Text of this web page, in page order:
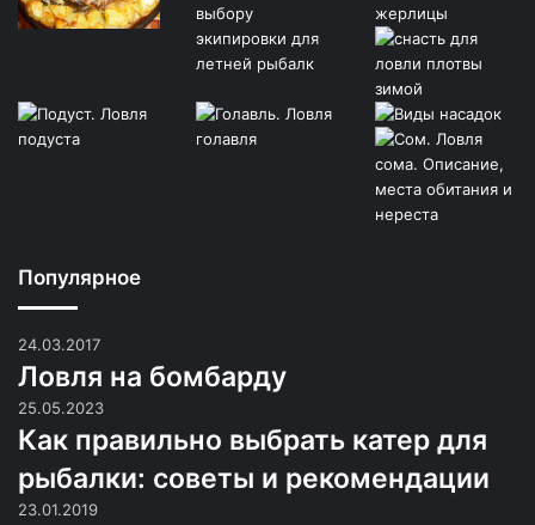
Популярное
24.03.2017
Ловля на бомбарду
25.05.2023
Как правильно выбрать катер для
рыбалки: советы и рекомендации
23.01.2019